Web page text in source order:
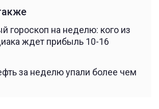
гороскоп на неделю: кого из
ждет прибыль 10-16
за неделю упали более чем